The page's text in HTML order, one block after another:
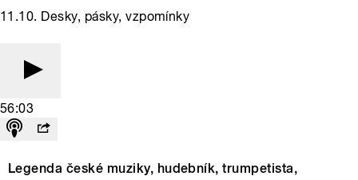
11.10. Desky, pásky, vzpomínky
56:03
Legenda české muziky, hudebník, trumpetista,